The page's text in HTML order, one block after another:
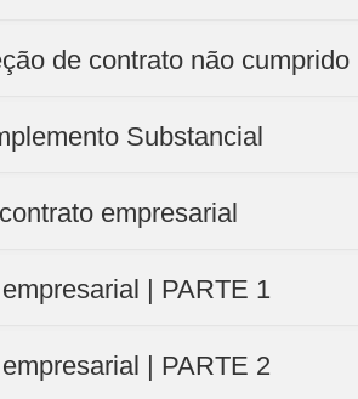
de contrato não cumprido
Substancial
empresarial
| PARTE 1
| PARTE 2